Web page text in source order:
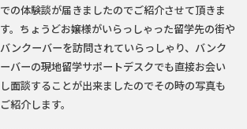
での体験談が届きましたのでご紹介させて頂きま
す。ちょうどお嬢様がいらっしゃった留学先の街や
バンクーバーを訪問されていらっしゃり、バンク
ーバーの現地留学サポートデスクでも直接お会い
し面談することが出来ましたのでその時の写真も
ご紹介します。